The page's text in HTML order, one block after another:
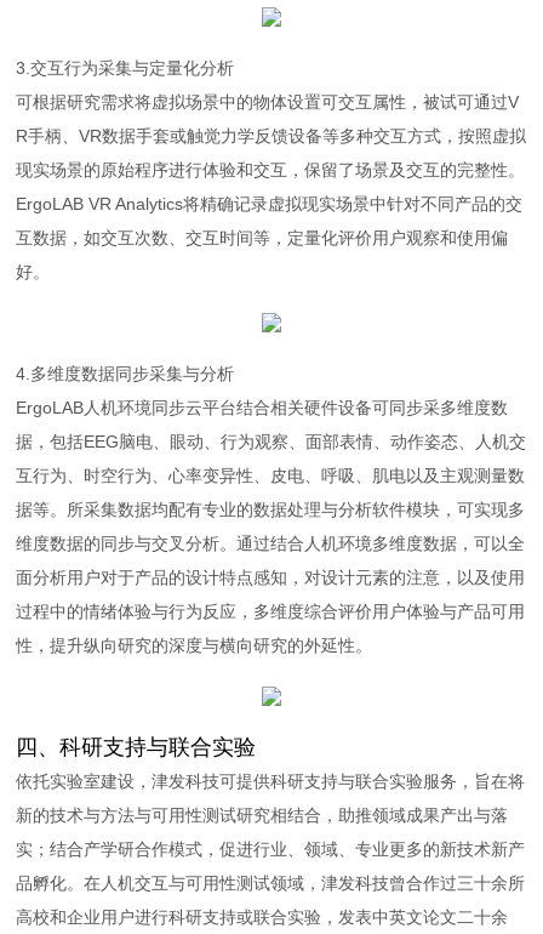
3.交互行为采集与定量化分析
可根据研究需求将虚拟场景中的物体设置可交互属性，被试可通过V
R手柄、VR数据手套或触觉力学反馈设备等多种交互方式，按照虚拟
现实场景的原始程序进行体验和交互，保留了场景及交互的完整性。
ErgoLAB VR Analytics将精确记录虚拟现实场景中针对不同产品的交
互数据，如交互次数、交互时间等，定量化评价用户观察和使用偏
好。
4.多维度数据同步采集与分析
ErgoLAB人机环境同步云平台结合相关硬件设备可同步采多维度数
据，包括EEG脑电、眼动、行为观察、面部表情、动作姿态、人机交
互行为、时空行为、心率变异性、皮电、呼吸、肌电以及主观测量数
据等。所采集数据均配有专业的数据处理与分析软件模块，可实现多
维度数据的同步与交叉分析。通过结合人机环境多维度数据，可以全
面分析用户对于产品的设计特点感知，对设计元素的注意，以及使用
过程中的情绪体验与行为反应，多维度综合评价用户体验与产品可用
性，提升纵向研究的深度与横向研究的外延性。
四、科研支持与联合实验
依托实验室建设，津发科技可提供科研支持与联合实验服务，旨在将
新的技术与方法与可用性测试研究相结合，助推领域成果产出与落
实；结合产学研合作模式，促进行业、领域、专业更多的新技术新产
品孵化。在人机交互与可用性测试领域，津发科技曾合作过三十余所
高校和企业用户进行科研支持或联合实验，发表中英文论文二十余